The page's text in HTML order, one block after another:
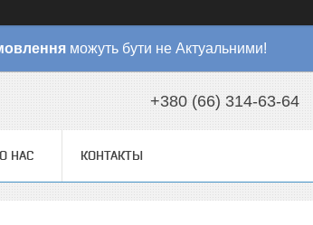
можуть бути не Актуальними!
+380 (66) 314-63-64
О НАС КОНТАКТЫ